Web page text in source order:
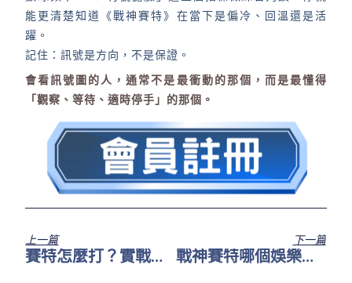
能更清楚知道《戰神賽特》在當下是偏冷、回溫還是活
躍。
記住：訊號是方向，不是保證。
會看訊號圖的人，通常不是最衝動的那個，而是最懂得
「觀察、等待、適時停手」的那個。
上一篇
賽特怎麼打？實戰操作教學一次看懂《戰神賽特》的節奏與打法重點
下一篇
戰神賽特哪個娛樂城好？試玩娛樂城推薦前 3 名比較，帶你選對平台完整體驗爆擊節奏